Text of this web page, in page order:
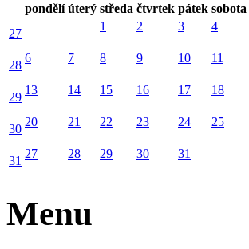
pondělí úterý středa čtvrtek pátek sobota
27
1 2 3 4
28
6 7 8 9 10 11
29
13 14 15 16 17 18
30
20 21 22 23 24 25
31
27 28 29 30 31
Menu